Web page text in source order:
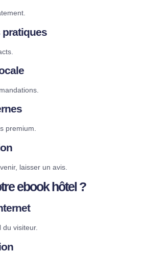
pratiques
premium.
laisser un avis.
ebook hôtel ?
du visiteur.